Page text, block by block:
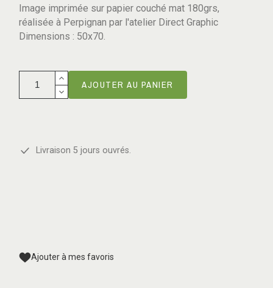
Image imprimée sur papier couché mat 180grs,
réalisée à Perpignan par l'atelier Direct Graphic
Dimensions : 50x70.
AJOUTER AU PANIER
Livraison 5 jours ouvrés.
Ajouter à mes favoris